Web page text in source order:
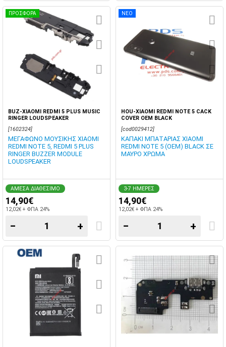
ΠΡΟΣΦΟΡΑ
BUZ-XIAOMI REDMI 5 PLUS MUSIC
RINGER LOUDSPEAKER
[1602324]
ΜΕΓΑΦΩΝΟ ΜΟΥΣΙΚΗΣ XIAOMI
REDMI NOTE 5, REDMI 5 PLUS
RINGER BUZZER MODULE
LOUDSPEAKER
ΑΜΕΣΑ ΔΙΑΘΕΣΙΜΟ
14,90€
12,02€ + ΦΠΑ 24%
− +
ΝΕΟ
HOU-XIAOMI REDMI NOTE 5 CACK
COVER OEM BLACK
[cod0029412]
ΚΑΠΑΚΙ ΜΠΑΤΑΡΙΑΣ XIAOMI
REDMI NOTE 5 (OEM) BLACK ΣΕ
ΜΑΥΡΟ ΧΡΩΜΑ
3-7 ΗΜΕΡΕΣ
14,90€
12,02€ + ΦΠΑ 24%
− +